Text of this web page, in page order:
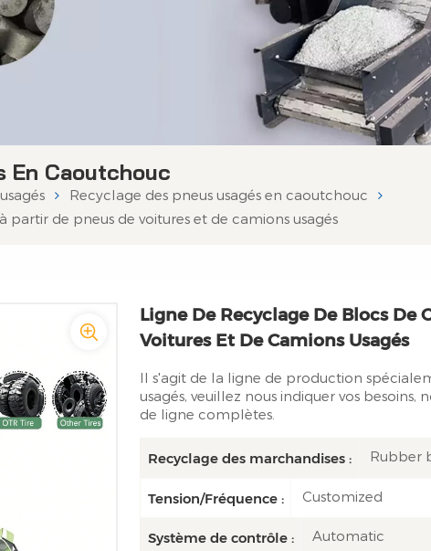
En Caoutchouc
Recyclage des pneus usagés en caoutchouc
de pneus de voitures et de camions usagés
Ligne De Recyclage De Blocs De
Voitures Et De Camions Usagés
Il s'agit de la ligne de production
usagés, veuillez nous indiquer vos besoins,
de ligne complètes.
Recyclage des marchandises : Rubber
Tension/Fréquence : Customized
Système de contrôle : Automatic